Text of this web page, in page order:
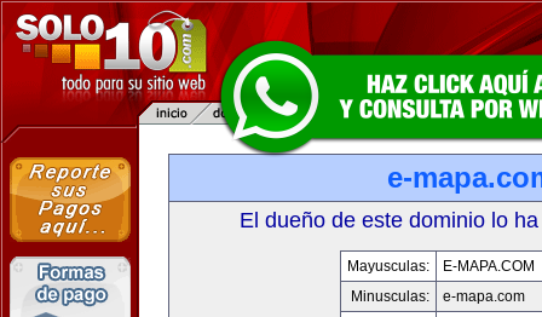
e-
El dueño de este dominio lo
Mayusculas:
E-MAPA.COM
Minusculas:
e-mapa.com